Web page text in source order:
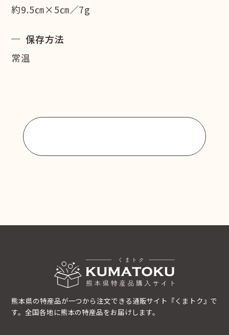
約9.5㎝×5㎝／7g
保存方法
常温
熊本県の特産品が一つから注文できる通販サイト『くまトク』で
す。全国各地に熊本の特産品をお届けします。